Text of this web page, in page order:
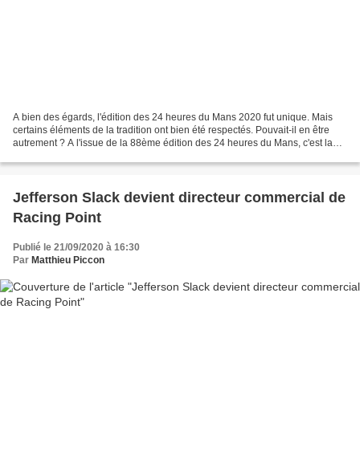
A bien des égards, l'édition des 24 heures du Mans 2020 fut unique. Mais
certains éléments de la tradition ont bien été respectés. Pouvait-il en être
autrement ? A l'issue de la 88ème édition des 24 heures du Mans, c'est la
Jefferson Slack devient directeur commercial de
Racing Point
Publié le 21/09/2020 à 16:30
Par Matthieu Piccon